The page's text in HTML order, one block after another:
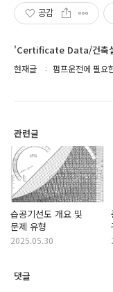
공감
'Certificate Data/건축
현재글 펌프운전에 필요
관련글
습공기선도 개요 및
문제 유형
2025.05.30
댓글